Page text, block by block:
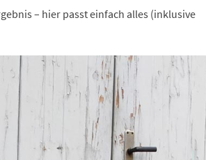
– hier passt einfach alles (inklusive